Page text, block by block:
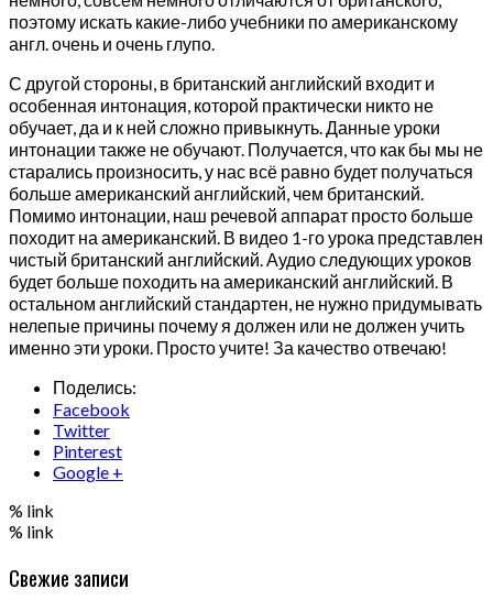
поэтому искать какие-либо учебники по американскому
англ. очень и очень глупо.
С другой стороны, в британский английский входит и
особенная интонация, которой практически никто не
обучает, да и к ней сложно привыкнуть. Данные уроки
интонации также не обучают. Получается, что как бы мы не
старались произносить, у нас всё равно будет получаться
больше американский английский, чем британский.
Помимо интонации, наш речевой аппарат просто больше
походит на американский. В видео 1-го урока представлен
чистый британский английский. Аудио следующих уроков
будет больше походить на американский английский. В
остальном английский стандартен, не нужно придумывать
нелепые причины почему я должен или не должен учить
именно эти уроки. Просто учите! За качество отвечаю!
Поделись:
Facebook
Twitter
Pinterest
Google +
% link
% link
Свежие записи